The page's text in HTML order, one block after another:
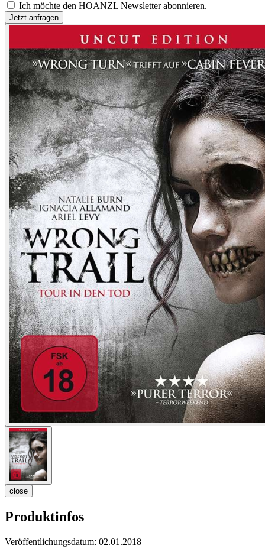
Ich möchte den HOANZL Newsletter abonnieren.
close
Produktinfos
Veröffentlichungsdatum: 02.01.2018